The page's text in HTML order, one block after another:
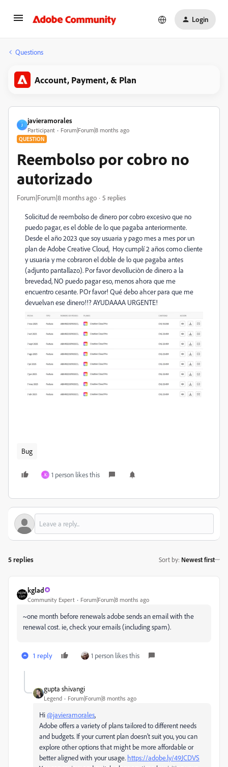
Login
Questions
Account, Payment, & Plan
J
javieramorales
Participant Forum|Forum|8 months ago
QUESTION
Reembolso por cobro no
autorizado
Forum|Forum|8 months ago 5 replies
Solicitud de reembolso de dinero por cobro excesivo que no
puedo pagar, es el doble de lo que pagaba anteriormente.
Desde el año 2023 que soy usuaria y pago mes a mes por un
plan de Adobe Creative Cloud, Hoy cumplí 2 años como cliente
y usuaria y me cobraron el doble de lo que pagaba antes
(adjunto pantallazo). Por favor devolluciòn de dinero a la
brevedad, NO puedo pagar eso, menos ahora que me
encuentro cesante. POr favor! Qué debo ahcer para que me
devuelvan ese dinero!!? AYUDAAAA URGENTE!
Bug
K 1 person likes this
5 replies Sort by: Newest first
kglad
Community Expert Forum|Forum|8 months ago
~one month before renewals adobe sends an email with the
renewal cost. ie, check your emails (including spam).
1 reply 1 person likes this
gupta shivangi
Legend Forum|Forum|8 months ago
Hi@javieramorales,
Adobe offers a variety of plans tailored to different needs
and budgets. If your current plan doesn’t suit you, you can
explore other options that might be more affordable or
better aligned with your usage. https://adobe.ly/49JCDVS